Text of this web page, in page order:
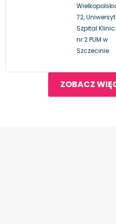
72,
Szpital
nr 2 PUM w
Szczecinie
ZOBACZ